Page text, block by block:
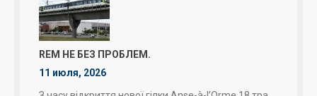
REM НЕ БЕЗ ПРОБЛЕМ.
11 июля, 2026